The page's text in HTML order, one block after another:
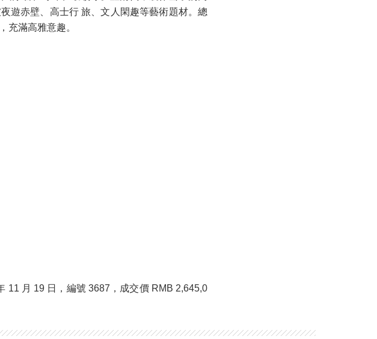
遊赤壁、高士行 旅、文人閑趣等藝術題材。總
充滿高雅意趣。
11 月 19 日，編號 3687，成交價 RMB 2,645,0